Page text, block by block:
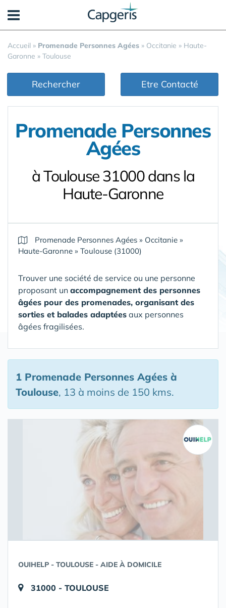
Accueil » Promenade Personnes Agées » Occitanie » Haute-
Garonne » Toulouse
Rechercher Etre Contacté
Promenade Personnes
Agées
à Toulouse 31000 dans la
Haute-Garonne
Promenade Personnes Agées » Occitanie »
Haute-Garonne » Toulouse (31000)
Trouver une société de service ou une personne
proposant un accompagnement des personnes
âgées pour des promenades, organisant des
sorties et balades adaptées aux personnes
âgées fragilisées.
1 Promenade Personnes Agées à
Toulouse, 13 à moins de 150 kms.
OUIHELP - TOULOUSE - AIDE À DOMICILE
31000 - TOULOUSE